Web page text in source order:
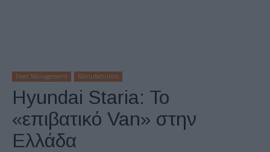
Fleet Management Manufacturers
Hyundai Staria: To
«επιβατικό Van» στην
Ελλάδα